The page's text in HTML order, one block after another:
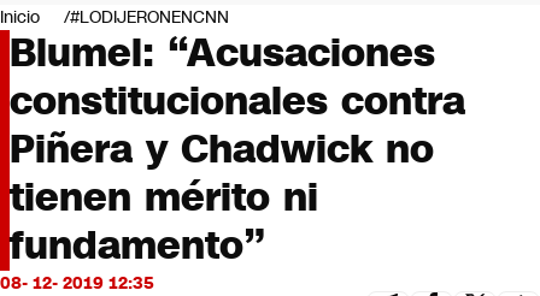
Negocios
Deportes
Programas completos
Cultura
Servicios
Bits
CNN tiempo
Futuro 360
Opinión
Inicio #LODIJERONENCNN
Blumel: “Acusaciones
constitucionales contra
Piñera y Chadwick no
tienen mérito ni
fundamento”
08- 12- 2019 12:35